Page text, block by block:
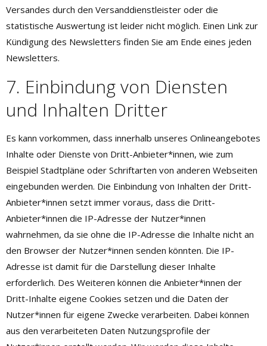
Versandes durch den Versanddienstleister oder die
statistische Auswertung ist leider nicht möglich. Einen Link zur
Kündigung des Newsletters finden Sie am Ende eines jeden
Newsletters.
7. Einbindung von Diensten
und Inhalten Dritter
Es kann vorkommen, dass innerhalb unseres Onlineangebotes
Inhalte oder Dienste von Dritt-Anbieter*innen, wie zum
Beispiel Stadtpläne oder Schriftarten von anderen Webseiten
eingebunden werden. Die Einbindung von Inhalten der Dritt-
Anbieter*innen setzt immer voraus, dass die Dritt-
Anbieter*innen die IP-Adresse der Nutzer*innen
wahrnehmen, da sie ohne die IP-Adresse die Inhalte nicht an
den Browser der Nutzer*innen senden könnten. Die IP-
Adresse ist damit für die Darstellung dieser Inhalte
erforderlich. Des Weiteren können die Anbieter*innen der
Dritt-Inhalte eigene Cookies setzen und die Daten der
Nutzer*innen für eigene Zwecke verarbeiten. Dabei können
aus den verarbeiteten Daten Nutzungsprofile der